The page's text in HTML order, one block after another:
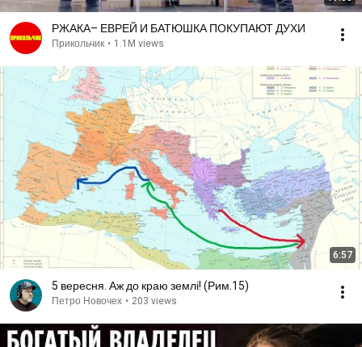
РЖАКА– ЕВРЕЙ И БАТЮШКА ПОКУПАЮТ ДУХИ
Прикольчик • 1.1M views
6:57
5 вересня. Аж до краю землі! (Рим.15)
Петро Новочех • 203 views